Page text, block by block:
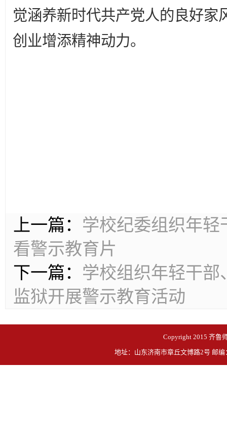
觉涵养新时代共产党人的良好家
创业增添精神动力。
上一篇： 学校纪委组织年
看警示教育片
下一篇： 学校组织年轻干
监狱开展警示教育活动
Copyright 2015 齐鲁
地址：山东济南市章丘文博路2号 邮